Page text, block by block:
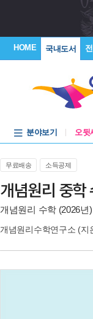
HOME 국내도서
분야보기 오뒷
무료배송 소득공제
개념원리 중학
개념원리 수학 (2026년)
개념원리수학연구소 (지